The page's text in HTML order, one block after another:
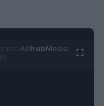
AdhubMedia